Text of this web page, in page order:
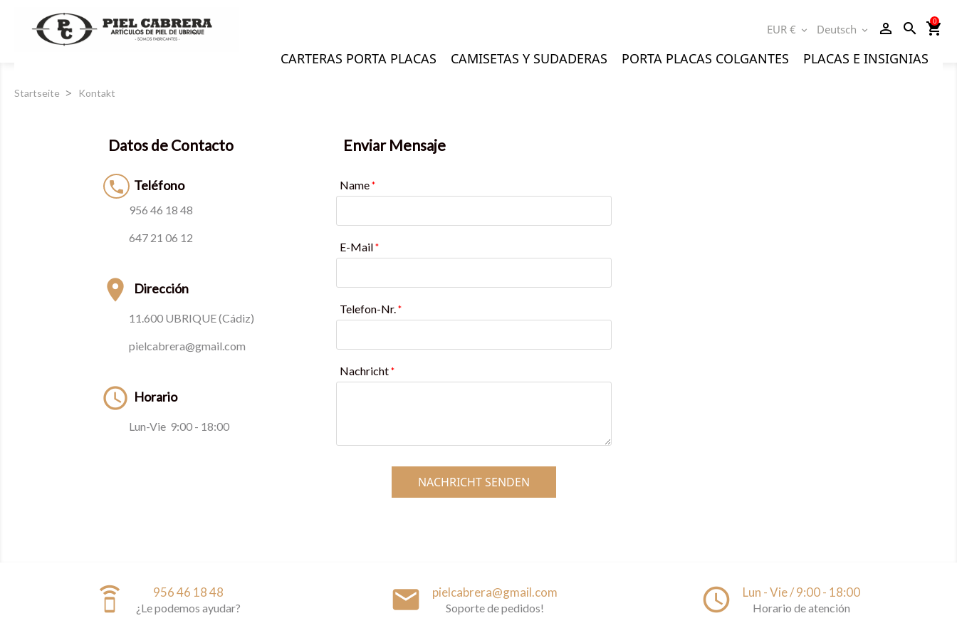
shopping_cart
0
search
person_outline
Deutsch expand_more
EUR € expand_more
CARTERAS PORTA PLACAS CAMISETAS Y SUDADERAS PORTA PLACAS COLGANTES PLACAS E INSIGNIAS
Startseite Kontakt
Datos de Contacto
 Teléfono
956 46 18 48
647 21 06 12
 Dirección
11.600 UBRIQUE (Cádiz)
pielcabrera@gmail.com
 Horario
Lun-Vie 9:00 - 18:00
Enviar Mensaje
Name *
E-Mail *
Telefon-Nr. *
Nachricht *
NACHRICHT SENDEN
speaker_phone 956 46 18 48
¿Le podemos ayudar? email pielcabrera@gmail.com
Soporte de pedidos! access_time Lun - Vie / 9:00 - 18:00
Horario de atención